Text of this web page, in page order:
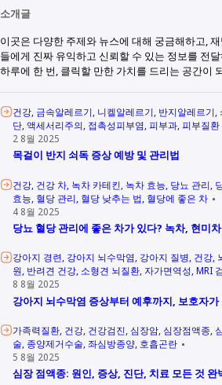
소개글
이곳은 다양한 주제와 뉴스에 대해 궁금해하고,
들에게 진짜 유익하고 신뢰할 수 있는 정보를 전
하루에 한 번, 클릭할 만한 가치를 드리는 공간이
건강 금속알레르기 니켈알레르기 반지알레르기
단 액세서리주의 접촉성피부염 피부과 피부질환
2 8월 2025
목걸이 반지 쇠독 증상 예방 및 관리법
건강 건강 차 녹차 카테킨 녹차 효능 당뇨 관리
효능 혈당 관리 혈당 낮추는 법 혈당에 좋은 차
4 8월 2025
당뇨 혈당 관리에 좋은 차가 있다? 녹차, 현미
강아지 경련 강아지 뇌수막염 강아지 질병 건강
원 반려견 건강 소형견 뇌질환 자가면역성 MRI
8 8월 2025
강아지 뇌수막염 증상부터 예후까지, 보호자
가족력질환 건강 건강검진 심장암 심장점액종
술 종양제거수술 좌심방종양 호흡곤란
5 8월 2025
심장 점액종: 원인, 증상, 진단, 치료 모든 것 완